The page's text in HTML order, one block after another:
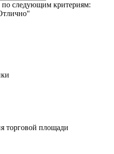
следующим критериям:
торговой площади